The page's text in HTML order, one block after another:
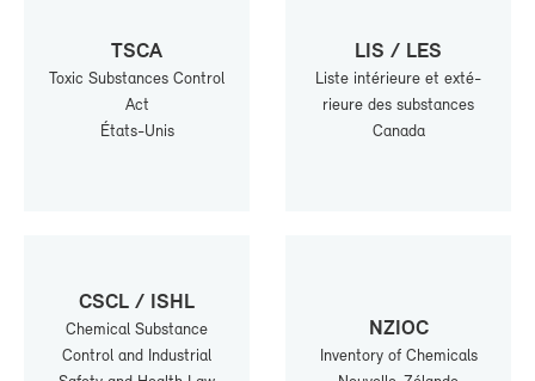
TS­CA
Toxic Sub­stances Control
Act
États-​Unis
LIS / LES
Liste in­té­rieure et ex­té­
rieure des sub­stances
Ca­na­da
CS­CL / ISHL
Che­mi­cal Sub­stance
Control and In­dus­trial
NZIOC
In­ven­to­ry of Che­mi­cals